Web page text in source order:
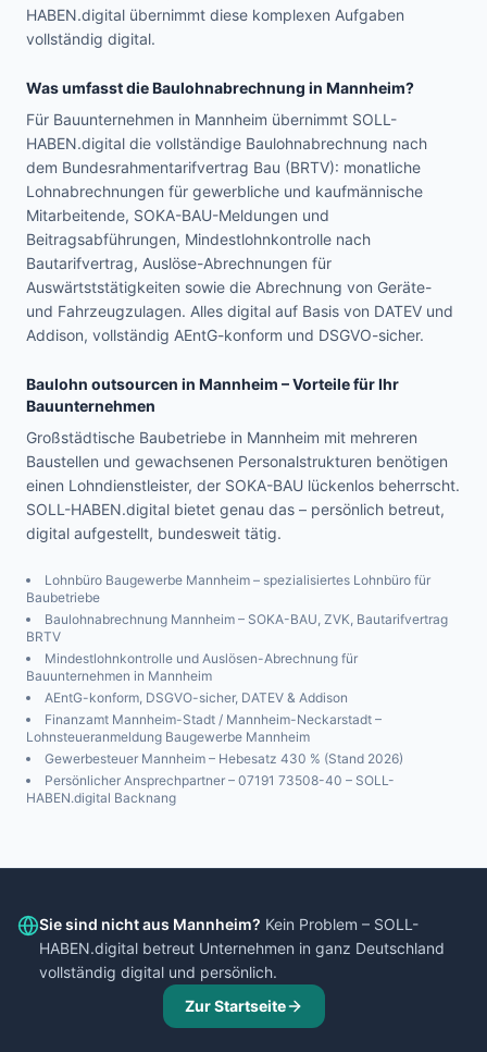
HABEN.digital übernimmt diese komplexen Aufgaben
vollständig digital.
Was umfasst die Baulohnabrechnung in Mannheim?
Für Bauunternehmen in Mannheim übernimmt SOLL-
HABEN.digital die vollständige Baulohnabrechnung nach
dem Bundesrahmentarifvertrag Bau (BRTV): monatliche
Lohnabrechnungen für gewerbliche und kaufmännische
Mitarbeitende, SOKA-BAU-Meldungen und
Beitragsabführungen, Mindestlohnkontrolle nach
Bautarifvertrag, Auslöse-Abrechnungen für
Auswärtststätigkeiten sowie die Abrechnung von Geräte-
und Fahrzeugzulagen. Alles digital auf Basis von DATEV und
Addison, vollständig AEntG-konform und DSGVO-sicher.
Baulohn outsourcen in Mannheim – Vorteile für Ihr
Bauunternehmen
Großstädtische Baubetriebe in Mannheim mit mehreren
Baustellen und gewachsenen Personalstrukturen benötigen
einen Lohndienstleister, der SOKA-BAU lückenlos beherrscht.
SOLL-HABEN.digital bietet genau das – persönlich betreut,
digital aufgestellt, bundesweit tätig.
Lohnbüro Baugewerbe Mannheim – spezialisiertes Lohnbüro für
Baubetriebe
Baulohnabrechnung Mannheim – SOKA-BAU, ZVK, Bautarifvertrag
BRTV
Mindestlohnkontrolle und Auslösen-Abrechnung für
Bauunternehmen in Mannheim
AEntG-konform, DSGVO-sicher, DATEV & Addison
Finanzamt Mannheim-Stadt / Mannheim-Neckarstadt –
Lohnsteueranmeldung Baugewerbe Mannheim
Gewerbesteuer Mannheim – Hebesatz 430 % (Stand 2026)
Persönlicher Ansprechpartner – 07191 73508-40 – SOLL-
HABEN.digital Backnang
Sie sind nicht aus Mannheim? Kein Problem – SOLL-
HABEN.digital betreut Unternehmen in ganz Deutschland
vollständig digital und persönlich.
Zur Startseite